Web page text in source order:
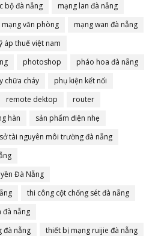
bộ đà nẵng
mạng lan đà nẵng
mạng văn phòng
mạng wan đà nẵng
áp thuế việt nam
photoshop
pháo hoa đà nẵng
chữa cháy
phụ kiện kết nối
remote dektop
router
hàn
sản phẩm điện nhẹ
sở tài nguyên môi trường đà nẵng
Đà Nẵng
thi công cột chống sét đà nẵng
đà nẵng
đà nẵng
thiết bị mạng ruijie đà nẵng